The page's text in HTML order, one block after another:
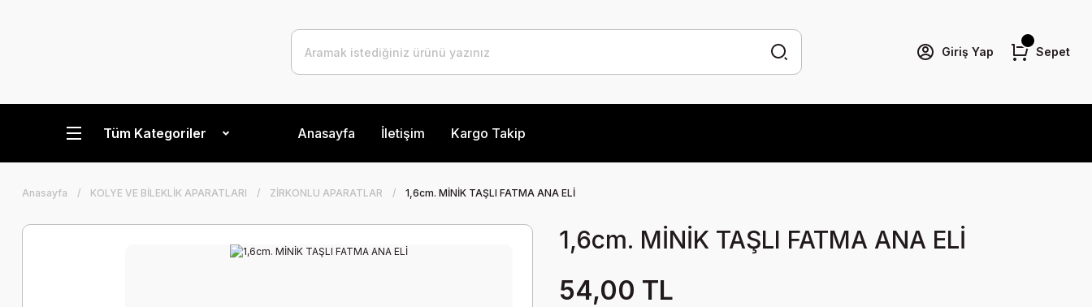
Giriş Yap Sepet
Tüm Kategoriler Anasayfa İletişim Kargo Takip
Anasayfa KOLYE VE BİLEKLİK APARATLARI ZİRKONLU APARATLAR 1,6cm. MİNİK TAŞLI FATMA ANA ELİ
1,6cm. MİNİK TAŞLI FATMA ANA ELİ
54,00 TL